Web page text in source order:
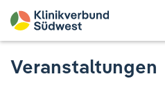
Kliniken & Experten
Veranstaltungen